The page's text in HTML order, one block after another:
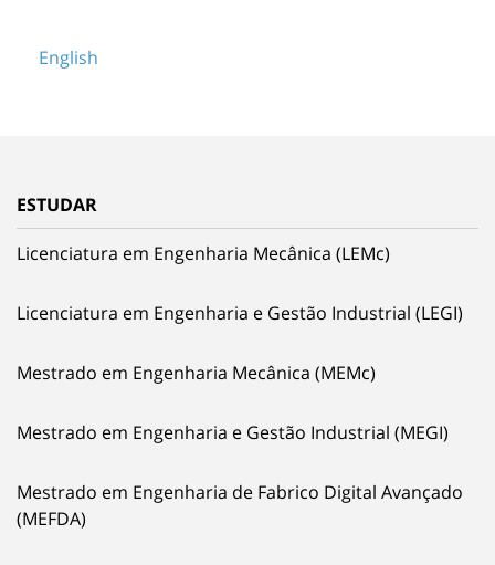
English
ESTUDAR
Licenciatura em Engenharia Mecânica (LEMc)
Licenciatura em Engenharia e Gestão Industrial (LEGI)
Mestrado em Engenharia Mecânica (MEMc)
Mestrado em Engenharia e Gestão Industrial (MEGI)
Mestrado em Engenharia de Fabrico Digital Avançado
(MEFDA)